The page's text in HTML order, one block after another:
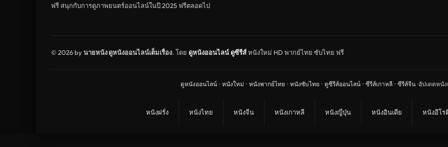
ฟรี สนุกกับการดูภาพยนตร์ออนไลน์ในปี 2025 ฟรีตลอดไป
© 2026 byนายหนัง ดูหนังออนไลน์เต็มเรื่อง. โดย ดูหนังออนไลน์ ดูซีรีส์หนังใหม่ HD พากย์ไทย ซับไทย ฟรี
ดูหนังออนไลน์ · หนังใหม่ · หนังพากย์ไทย · หนังซับไทย · ดูซีรีส์ออนไลน์ · ซีรีส์เกาหลี · ซีรีส์จีน ·อัปเดตหนั
หนังฝรั่ง หนังไทย หนังจีน หนังเกาหลี หนังญี่ปุ่น หนังอินเดีย หนังอีโร